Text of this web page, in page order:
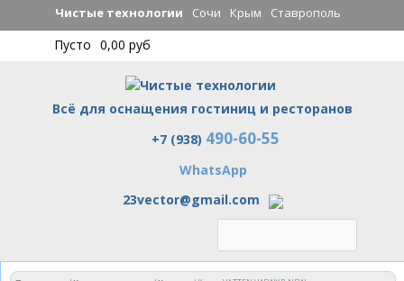
Перейти к
основному
содержанию
Чистые технологии Сочи Крым Ставрополь
Пусто 0,00 руб
Всё для оснащения гостиниц и ресторанов
Чистые технологии
+7 (938) 490-60-55
WhatsApp
23vector@gmail.com